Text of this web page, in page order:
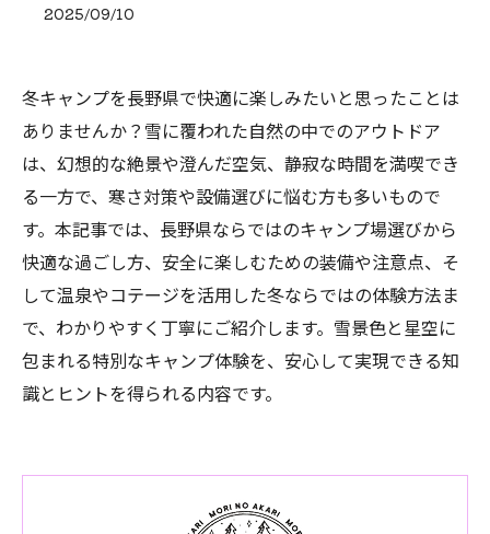
2025/09/10
冬キャンプを長野県で快適に楽しみたいと思ったことは
ありませんか？雪に覆われた自然の中でのアウトドア
は、幻想的な絶景や澄んだ空気、静寂な時間を満喫でき
る一方で、寒さ対策や設備選びに悩む方も多いもので
す。本記事では、長野県ならではのキャンプ場選びから
快適な過ごし方、安全に楽しむための装備や注意点、そ
して温泉やコテージを活用した冬ならではの体験方法ま
で、わかりやすく丁寧にご紹介します。雪景色と星空に
包まれる特別なキャンプ体験を、安心して実現できる知
識とヒントを得られる内容です。